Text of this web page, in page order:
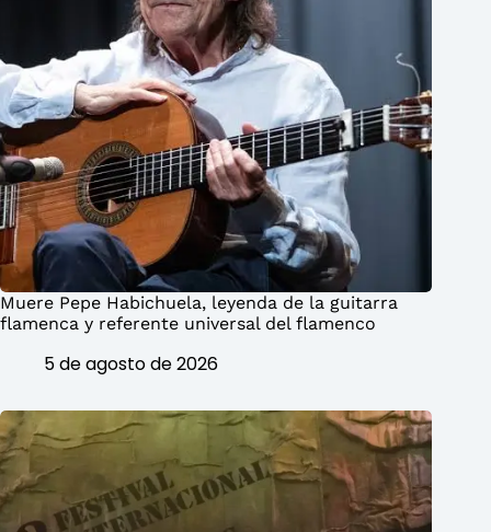
Muere Pepe Habichuela, leyenda de la guitarra
flamenca y referente universal del flamenco
5 de agosto de 2026